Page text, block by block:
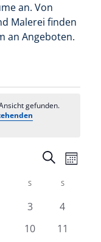
an. Von
Malerei finden
an Angeboten.
gefunden.
Such-
und
SucheMonat
S SAMSTAGSSONNTAG
0
3
0
4
0
10
0
11